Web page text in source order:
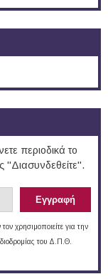
περιοδικά το
"Διασυνδεθείτε".
χρησιμοποιείτε για την
του Δ.Π.Θ.